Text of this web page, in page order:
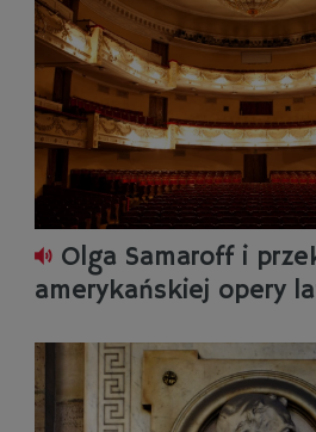
Olga Samaroff i
amerykańskiej opery